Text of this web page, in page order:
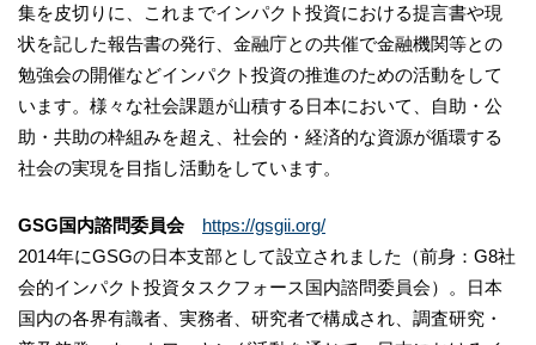
集を皮切りに、これまでインパクト投資における提言書や現
状を記した報告書の発行、金融庁との共催で金融機関等との
勉強会の開催などインパクト投資の推進のための活動をして
います。様々な社会課題が山積する日本において、自助・公
助・共助の枠組みを超え、社会的・経済的な資源が循環する
社会の実現を目指し活動をしています。
GSG国内諮問委員会
https://gsgii.org/
2014年にGSGの日本支部として設立されました（前身：G8社
会的インパクト投資タスクフォース国内諮問委員会）。日本
国内の各界有識者、実務者、研究者で構成され、調査研究・